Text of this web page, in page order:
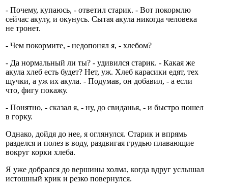
- Почему, купаюсь, - ответил старик. - Вот покормлю
сейчас акулу, и окунусь. Сытая акула никогда человека
не тронет.
- Чем покормите, - недопонял я, - хлебом?
- Да нормальный ли ты? - удивился старик. - Какая же
акула хлеб есть будет? Нет, уж. Хлеб карасики едят, тех
щучки, а уж их акула. - Подумав, он добавил, - а если
что, фигу покажу.
- Понятно, - сказал я, - ну, до свиданья, - и быстро пошел
в горку.
Однако, дойдя до нее, я оглянулся. Старик и впрямь
разделся и полез в воду, раздвигая грудью плавающие
вокруг корки хлеба.
Я уже добрался до вершины холма, когда вдруг услышал
истошный крик и резко повернулся.